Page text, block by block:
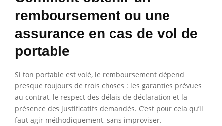
remboursement ou une
assurance en cas de vol de
portable
Si ton portable est volé, le remboursement dépend
presque toujours de trois choses : les garanties prévues
au contrat, le respect des délais de déclaration et la
présence des justificatifs demandés. C’est pour cela qu’il
faut agir méthodiquement, sans improviser.